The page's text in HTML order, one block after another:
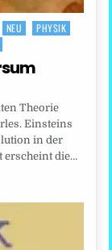
NEU
PHYSIK
Theorie
Einsteins
in der
erscheint die…